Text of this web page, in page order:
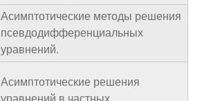
Асимптотические методы решения
псевдодифференциальных
уравнений.
Асимптотические решения